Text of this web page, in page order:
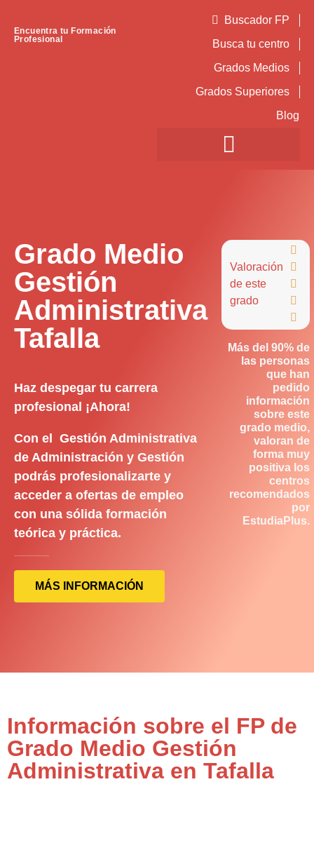
Encuentra tu Formación
Profesional
Buscador FP
Busca tu centro
Grados Medios
Grados Superiores
Blog
Grado Medio
Gestión
Administrativa
Tafalla
Haz despegar tu carrera
profesional ¡Ahora!
Con el Gestión Administrativa
de Administración y Gestión
podrás profesionalizarte y
acceder a ofertas de empleo
con una sólida formación
teórica y práctica.
MÁS INFORMACIÓN
Valoración
de este
grado





Más del 90% de
las personas
que han
pedido
información
sobre este
grado medio,
valoran de
forma muy
positiva los
centros
recomendados
por
EstudiaPlus.
Información sobre el FP de
Grado Medio Gestión
Administrativa en Tafalla